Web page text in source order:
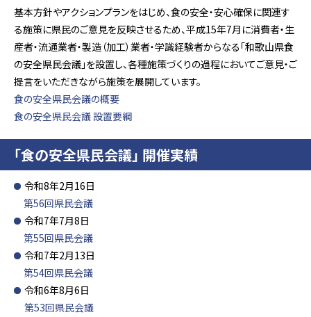
基本方針やアクションプランをはじめ、食の安全・安心確保に関連す
る施策に県民のご意見を反映させるため、平成15年7月に消費者・生
産者・流通業者・製造（加工）業者・学識経験者からなる「和歌山県食
の安全県民会議」を設置し、各種施策づくりの過程においてご意見・ご
提言をいただきながら施策を展開しています。
食の安全県民会議の概要
食の安全県民会議 設置要綱
「食の安全県民会議」 開催実績
令和8年2月16日
第56回県民会議
令和7年7月8日
第55回県民会議
令和7年2月13日
第54回県民会議
令和6年8月6日
第53回県民会議